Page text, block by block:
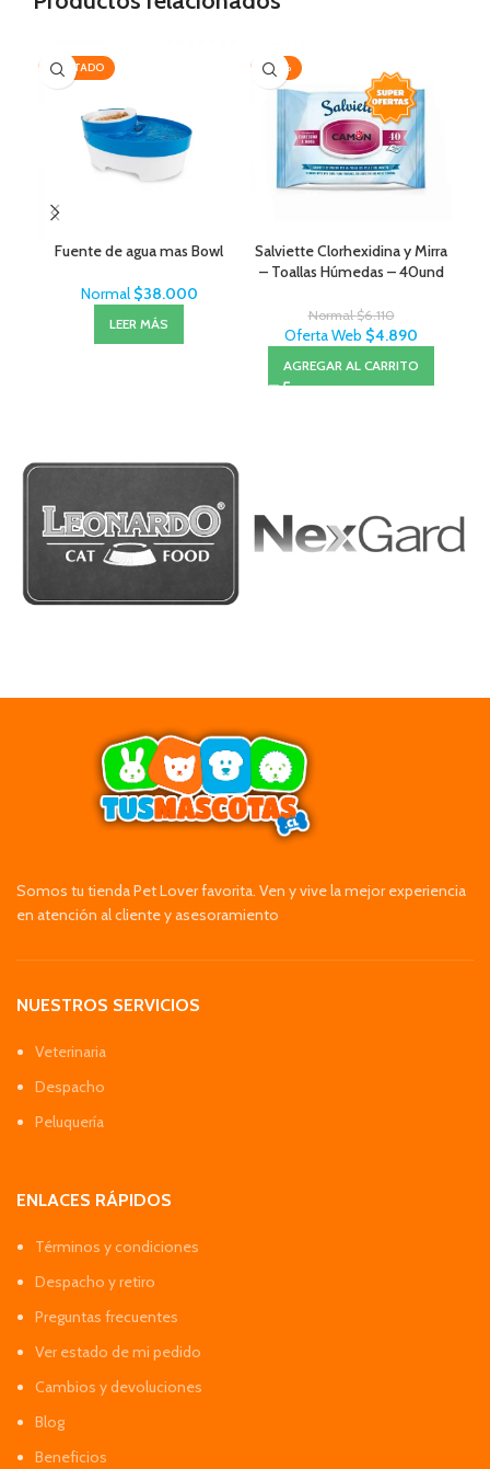
AGOTADO
Fuente de agua mas Bowl
Normal $38.000
LEER MÁS
-20%
Salviette Clorhexidina y Mirra
– Toallas Húmedas – 40und
Normal$6.110
Oferta Web $4.890
AGREGAR AL CARRITO
Somos tu tienda Pet Lover favorita. Ven y vive la mejor experiencia
en atención al cliente y asesoramiento
NUESTROS SERVICIOS
Veterinaria
Despacho
Peluquería
ENLACES RÁPIDOS
Términos y condiciones
Despacho y retiro
Preguntas frecuentes
Ver estado de mi pedido
Cambios y devoluciones
Blog
Beneficios